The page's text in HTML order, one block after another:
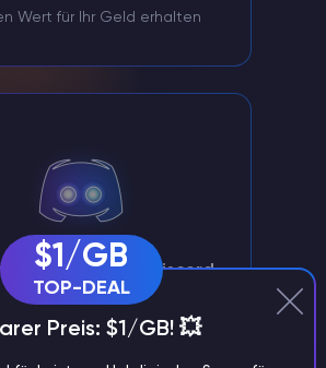
Wert für Ihr Geld erhalten
über Discord
Sie Ihren V Rising Server
über unseren Discord Bot
$1/GB
TOP-DEAL
Preis: $1/GB! 💥